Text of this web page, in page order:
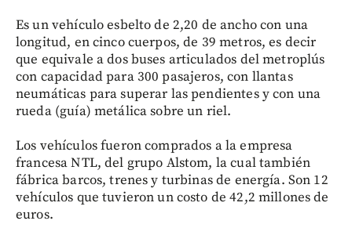
Es un vehículo esbelto de 2,20 de ancho con una
longitud, en cinco cuerpos, de 39 metros, es decir
que equivale a dos buses articulados del metroplús
con capacidad para 300 pasajeros, con llantas
neumáticas para superar las pendientes y con una
rueda (guía) metálica sobre un riel.
Los vehículos fueron comprados a la empresa
francesa NTL, del grupo Alstom, la cual también
fábrica barcos, trenes y turbinas de energía. Son 12
vehículos que tuvieron un costo de 42,2 millones de
euros.